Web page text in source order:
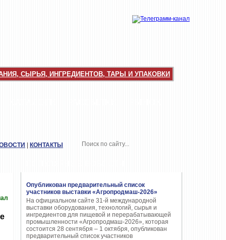
СЫРЬЯ, ИНГРЕДИЕНТОВ, ТАРЫ И УПАКОВКИ
Опубликован предварительный список
участников выставки «Агропродмаш-2026»
На официальном сайте 31-й международной
выставки оборудования, технологий, сырья и
ингредиентов для пищевой и перерабатывающей
промышленности «Агропродмаш-2026», которая
состоится 28 сентября – 1 октября, опубликован
предварительный список участников
КОНТАКТЫ